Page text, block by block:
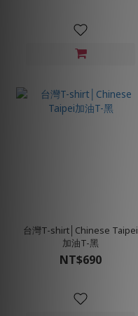
台灣T-shirt│Chinese Taipei
加油T-黑
NT$690